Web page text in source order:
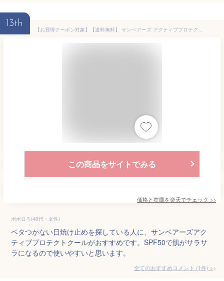
13th
【お買得クーポン対象】【送料無料】 サンベアーズ アクティブプロテクトクール 30g SPF50+・PA++++ 近江兄弟社 日焼け止め UV キャンプ 海水浴 お買い得
この商品をサイトでみる
価格と在庫を楽天でチェック >>
ポポロろ(40代・女性)
ベタつかない日焼け止めを探している人に、サンベアーズアク
ティブプロテクトクールがおすすめです。SPF50で肌がサラサ
ラになるので使いやすいと思います。
全てのおすすめコメント (1件) >